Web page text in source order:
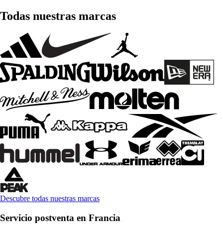
Todas nuestras marcas
Descubre todas nuestras marcas
Servicio postventa en Francia